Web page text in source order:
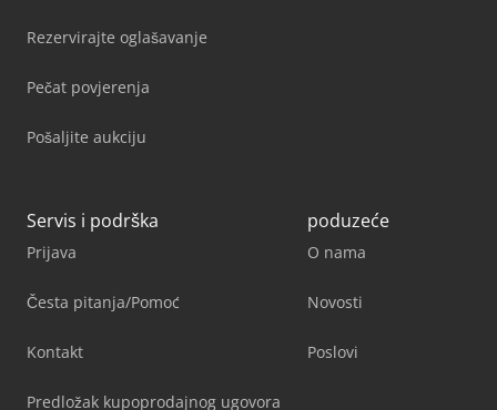
Rezervirajte oglašavanje
Pečat povjerenja
Pošaljite aukciju
Servis i podrška
Prijava
Česta pitanja/Pomoć
Kontakt
Predložak kupoprodajnog ugovora
poduzeće
O nama
Novosti
Poslovi